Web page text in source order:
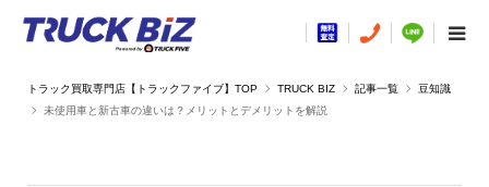
TRUCK BIZ 記事一覧
豆知識
未使用車と新古車の違いは？メリットとデメリットを解説